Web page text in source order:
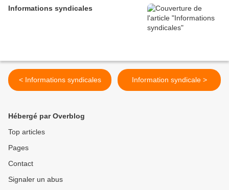
Informations syndicales
< Informations syndicales Information syndicale >
Hébergé par Overblog
Top articles
Pages
Contact
Signaler un abus